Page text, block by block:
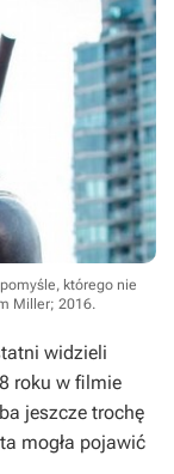
którego nie
Miller; 2016.
widzieli
roku w filmie
jeszcze trochę
mogła pojawić